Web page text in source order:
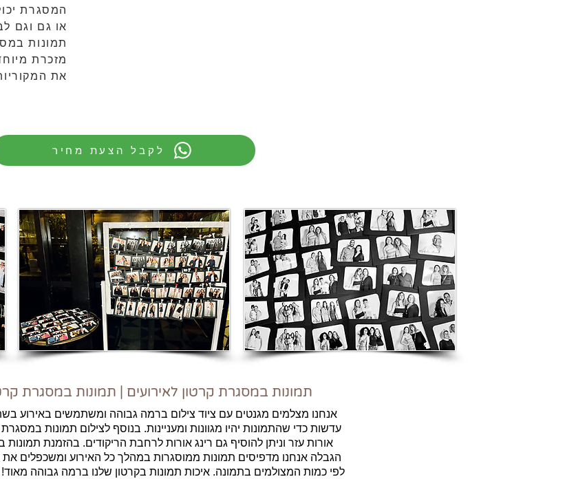
המסגרת
או גם וגם
תמונות
מזכרת
את
לקבל הצעת מחיר
תמונות במסגרת קרטון לאירועים | תמונות במסגרת
אנחנו מצלמים מגנטים עם ציוד צילום ברמה גבוהה ומשתמשים באירוע
עדשות כדי שהתמונות יהיו מגוונות ומעניינות. בנוסף לצילום תמונות
אורות עזר וניתן להוסיף גם רינג אורות לרחבת הריקודים. בהזמנת
הגבלה אנחנו מדפיסים תמונות ממוסגרות במהלך כל האירוע ומשכפלים
לפי כמות המצולמים בתמונה. איכות תמונות בקרטון שלנו ברמה גבוהה